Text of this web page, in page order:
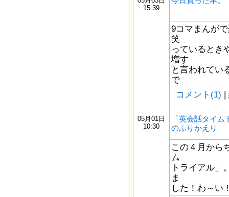
15:39
9コマまんが
笑
っているとき
増す
と言われてい
で
コメント(1) |
05月01日
10:30
「英会話タイ
のふりかえり
この４月から
ム
トライアル」
ま
した！わ～い